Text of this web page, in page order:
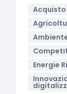
Energie